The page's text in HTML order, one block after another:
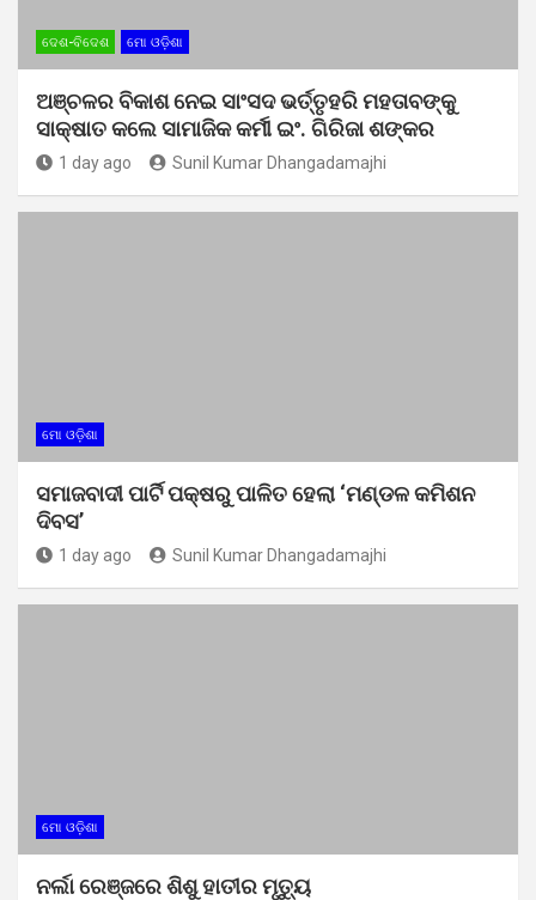
ଦେଶ-ବିଦେଶ ମୋ ଓଡ଼ିଶା
ଅଞ୍ଚଳର ବିକାଶ ନେଇ ସାଂସଦ ଭର୍ତ୍ତୃହରି ମହତାବଙ୍କୁ
ସାକ୍ଷାତ କଲେ ସାମାଜିକ କର୍ମୀ ଇଂ. ଗିରିଜା ଶଙ୍କର
1 day ago Sunil Kumar Dhangadamajhi
ମୋ ଓଡ଼ିଶା
ସମାଜବାଦୀ ପାର୍ଟି ପକ୍ଷରୁ ପାଳିତ ହେଲା ‘ମଣ୍ଡଳ କମିଶନ
ଦିବସ’
1 day ago Sunil Kumar Dhangadamajhi
ମୋ ଓଡ଼ିଶା
ନର୍ଲା ରେଞ୍ଜରେ ଶିଶୁ ହାତୀର ମୃତ୍ୟୁ